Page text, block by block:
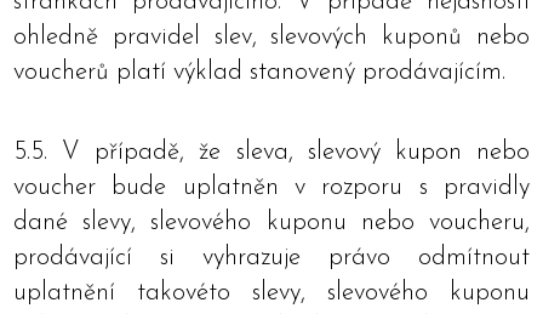
ohledně pravidel slev, slevových kuponů nebo
voucherů platí výklad stanovený prodávajícím.
5.5. V případě, že sleva, slevový kupon nebo
voucher bude uplatněn v rozporu s pravidly
dané slevy, slevového kuponu nebo voucheru,
prodávající si vyhrazuje právo odmítnout
uplatnění takovéto slevy, slevového kuponu